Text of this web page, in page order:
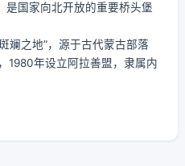
国家向北开放的重要桥头堡
斓之地”，源于古代蒙古部落
1980年设立阿拉善盟，隶属内